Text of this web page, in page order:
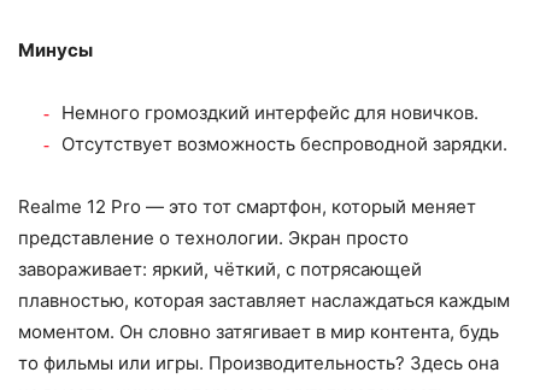
Минусы
Немного громоздкий интерфейс для новичков.
Отсутствует возможность беспроводной зарядки.
Realme 12 Pro — это тот смартфон, который меняет
представление о технологии. Экран просто
завораживает: яркий, чёткий, с потрясающей
плавностью, которая заставляет наслаждаться каждым
моментом. Он словно затягивает в мир контента, будь
то фильмы или игры. Производительность? Здесь она